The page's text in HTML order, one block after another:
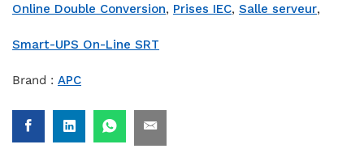
Online Double Conversion, Prises IEC, Salle serveur,
Smart-UPS On-Line SRT
Brand : APC